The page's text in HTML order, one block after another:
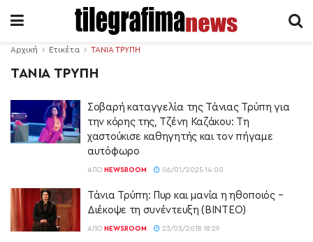
Αρχική Ετικέτα ΤΑΝΙΑ ΤΡΥΠΗ
ΤΑΝΙΑ ΤΡΥΠΗ
Σοβαρή καταγγελία της Τάνιας Τρύπη για
την κόρης της, Τζένη Καζάκου: Τη
χαστούκισε καθηγητής και τον πήγαμε
αυτόφωρο
ΑΠΌ NEWSROOM 06/01/2025 14:00
Τάνια Τρύπη: Πυρ και μανία η ηθοποιός –
Διέκοψε τη συνέντευξη (ΒΙΝΤΕΟ)
ΑΠΌ NEWSROOM 23/03/2018 18:29